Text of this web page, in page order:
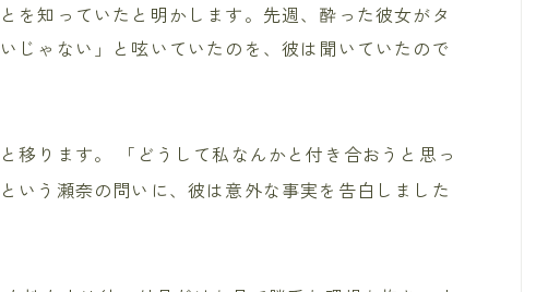
を知っていたと明かします。先週、酔った彼女がタ
じゃない」と呟いていたのを、彼は聞いていたので
移ります。 「どうして私なんかと付き合おうと思っ
いう瀬奈の問いに、彼は意外な事実を告白しました